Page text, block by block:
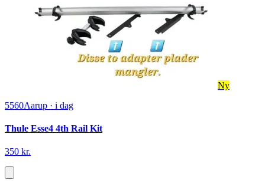
Ny
5560Aarup · i dag
Thule Esse4 4th Rail Kit
350 kr.